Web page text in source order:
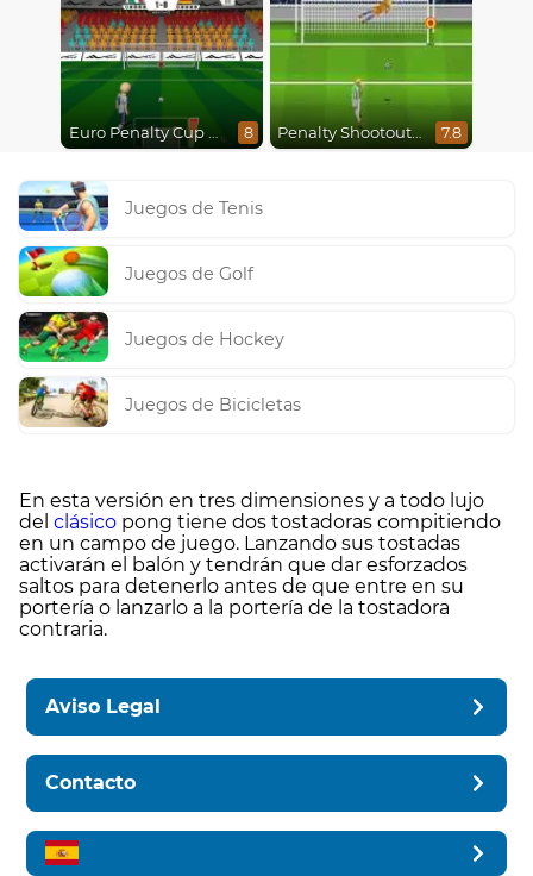
Euro Penalty Cup 2021 8 Penalty Shootout Multi League 7.8
Juegos de Tenis
Juegos de Golf
Juegos de Hockey
Juegos de Bicicletas
En esta versión en tres dimensiones y a todo lujo
del clásico pong tiene dos tostadoras compitiendo
en un campo de juego. Lanzando sus tostadas
activarán el balón y tendrán que dar esforzados
saltos para detenerlo antes de que entre en su
portería o lanzarlo a la portería de la tostadora
contraria.
Aviso Legal
Contacto